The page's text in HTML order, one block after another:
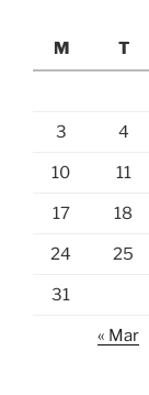
M
T
3 4
10 11
17 18
24 25
31
« Mar